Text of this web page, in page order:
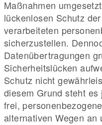
Maßnahmen
lückenlosen Schutz
verarbeiteten
sicherzustellen.
Datenübertragungen
Sicherheitslücken
Schutz nicht
diesem Grund steht
frei,
alternativen Wegen an